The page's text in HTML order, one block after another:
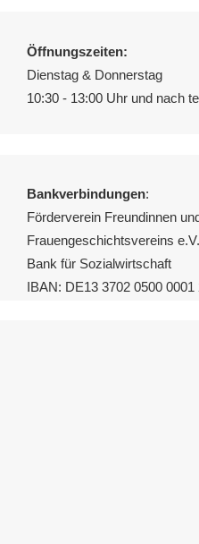
Öffnungszeiten:
Dienstag & Donnerstag
10:30 - 13:00 Uhr und nach
Bankverbindungen:
Förderverein Freundinnen
Frauengeschichtsvereins e.V.
Bank für Sozialwirtschaft
IBAN: DE13 3702 0500 0001